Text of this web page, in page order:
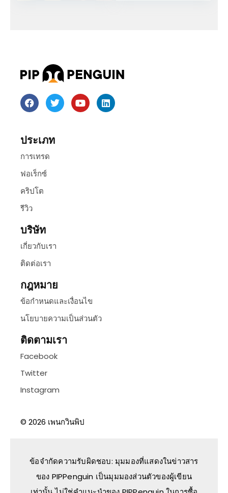
ประเภท
การเทรด
ฟอเร็กซ์
คริปโต
รีวิว
บริษัท
เกี่ยวกับเรา
ติดต่อเรา
กฎหมาย
ข้อกำหนดและเงื่อนไข
นโยบายความเป็นส่วนตัว
ติดตามเรา
Facebook
Twitter
Instagram
© 2026 เพนกวินพิป
ข้อจํากัดความรับผิดชอบ: มุมมองที่แสดงในข่าวสาร
ของ PIPPenguin เป็นมุมมองส่วนตัวของผู้เขียน